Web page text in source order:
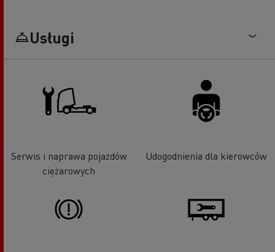
Usługi
Serwis i naprawa pojazdów
ciężarowych
Udogodnienia dla kierowców